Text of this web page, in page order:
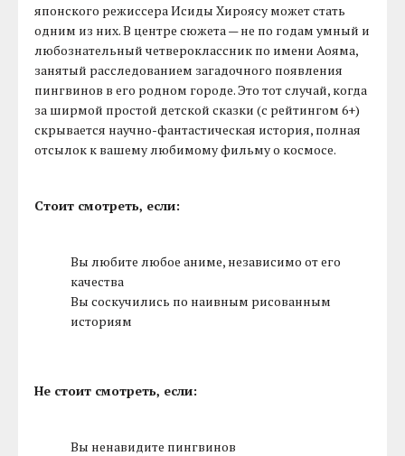
японского режиссера Исиды Хироясу может стать
одним из них. В центре сюжета — не по годам умный и
любознательный четвероклассник по имени Аояма,
занятый расследованием загадочного появления
пингвинов в его родном городе. Это тот случай, когда
за ширмой простой детской сказки (с рейтингом 6+)
скрывается научно-фантастическая история, полная
отсылок к вашему любимому фильму о космосе.
Стоит смотреть, если:
Вы любите любое аниме, независимо от его
качества
Вы соскучились по наивным рисованным
историям
Не стоит смотреть, если:
Вы ненавидите пингвинов